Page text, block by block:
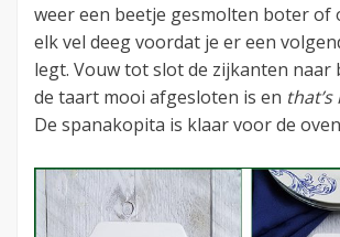
weer een beetje gesmolten boter of
elk vel deeg voordat je er een
legt. Vouw tot slot de zijkanten naar
de taart mooi afgesloten is en that’s
De spanakopita is klaar voor de